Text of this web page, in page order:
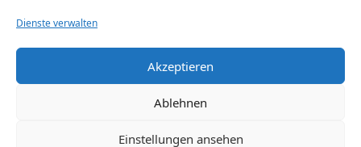
Dienste verwalten
Akzeptieren
Ablehnen
Einstellungen ansehen
© 2026 GeschenkeFinden.com. Alle Rechte
vorbehalten.